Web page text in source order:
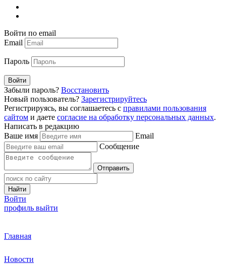
Войти по email
Email
Пароль
Войти
Забыли пароль? Восстановить
Новый пользователь? Зарегистрируйтесь
Регистрируясь, вы соглашаетесь с правилами пользования
сайтом и даете согласие на обработку персональных данных.
Написать в редакцию
Ваше имя
Email
Сообщение
Отправить
Найти
Войти
профиль выйти
Главная
Новости